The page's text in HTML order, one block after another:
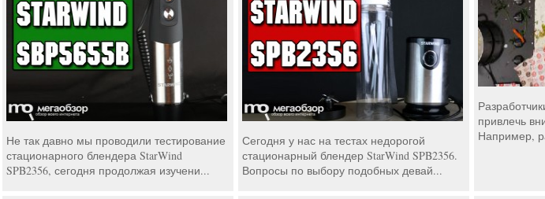
Не так давно мы проводили тестирование
стационарного блендера StarWind
SPB2356, сегодня продолжая изучени...
Сегодня у нас на тестах недорогой
стационарный блендер StarWind SPB2356.
Вопросы по выбору подобных девай...
привлечь
Например,